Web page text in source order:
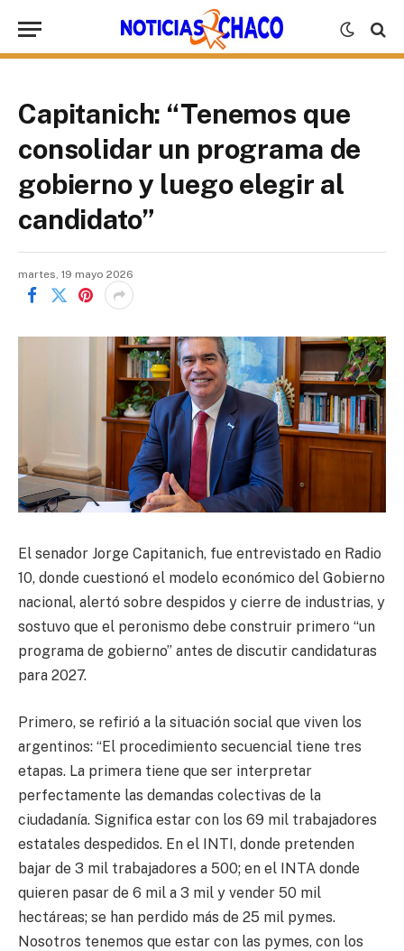
Capitanich: “Tenemos que
consolidar un programa de
gobierno y luego elegir al
candidato”
martes, 19 mayo 2026
El senador Jorge Capitanich, fue entrevistado en Radio
10, donde cuestionó el modelo económico del Gobierno
nacional, alertó sobre despidos y cierre de industrias, y
sostuvo que el peronismo debe construir primero “un
programa de gobierno” antes de discutir candidaturas
para 2027.
Primero, se refirió a la situación social que viven los
argentinos: “El procedimiento secuencial tiene tres
etapas. La primera tiene que ser interpretar
perfectamente las demandas colectivas de la
ciudadanía. Significa estar con los 69 mil trabajadores
estatales despedidos. En el INTI, donde pretenden
bajar de 3 mil trabajadores a 500; en el INTA donde
quieren pasar de 6 mil a 3 mil y vender 50 mil
hectáreas; se han perdido más de 25 mil pymes.
Nosotros tenemos que estar con las pymes, con los